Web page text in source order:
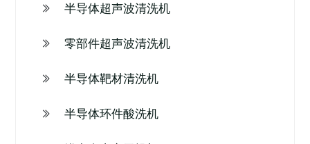
半导体超声波清洗机
零部件超声波清洗机
半导体靶材清洗机
半导体环件酸洗机